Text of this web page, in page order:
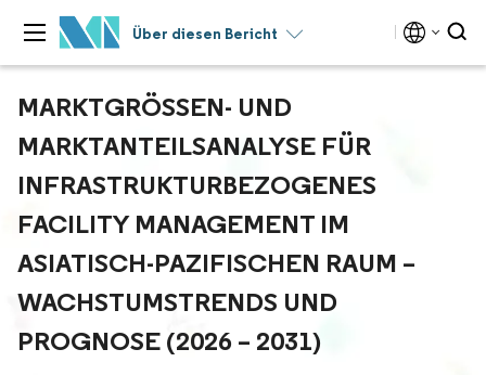
Über diesen Bericht
MARKTGRÖSSEN- UND M
ARKTANTEILSANALYSE FÜR I
NFRASTRUKTURBEZOGENES F
ACILITY MANAGEMENT IM A
SIATISCH-PAZIFISCHEN RAUM – W
ACHSTUMSTRENDS UND P
ROGNOSE (2026 – 2031)